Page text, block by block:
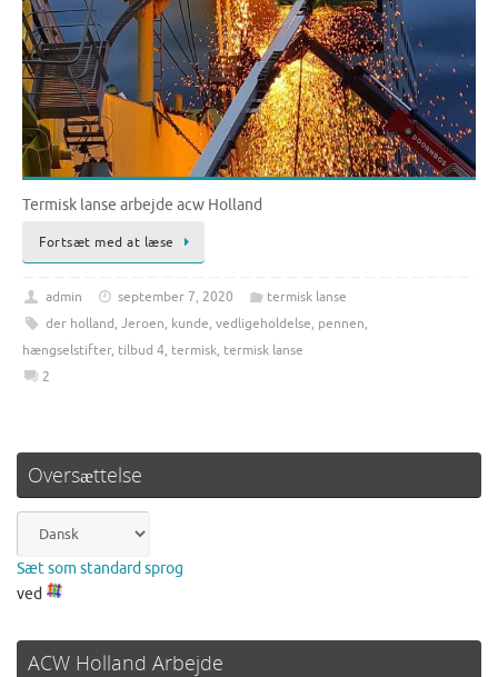
Termisk lanse arbejde acw Holland
Fortsæt med at læse
admin september 7, 2020
termisk lanse
der holland, Jeroen, kunde, vedligeholdelse, pennen,
hængselstifter, tilbud 4, termisk, termisk lanse
2
Oversættelse
Sæt som standard sprog
ved
ACW Holland Arbejde